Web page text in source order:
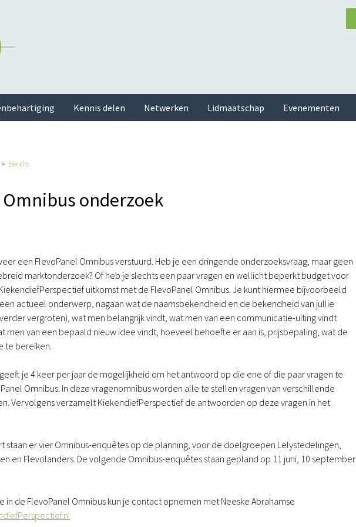
Bericht
onderzoek
een FlevoPanel Omnibus verstuurd. Heb je een dringende onderzoeksvraag, maar geen
marktonderzoek? Of heb je slechts een paar vragen en wellicht beperkt budget voor
uitkomst met de FlevoPanel Omnibus. Je kunt hiermee bijvoorbeeld
actueel onderwerp, nagaan wat de naamsbekendheid en de bekendheid van jullie
vergroten), wat men belangrijk vindt, wat men van een communicatie-uiting vindt
men van een bepaald nieuw idee vindt, hoeveel behoefte er aan is, prijsbepaling, wat de
te bereiken.
je 4 keer per jaar de mogelijkheid om het antwoord op die ene of die paar vragen te
Omnibus. In deze vragenomnibus worden alle te stellen vragen van verschillende
Vervolgens verzamelt KiekendiefPerspectief de antwoorden op deze vragen in het
staan er vier Omnibus-enquêtes op de planning, voor de doelgroepen Lelystedelingen,
en Flevolanders. De volgende Omnibus-enquêtes staan gepland op 11 juni, 10 september
in de FlevoPanel Omnibus kun je contact opnemen met Neeske Abrahamse
Kennis delen Netwerken Lidmaatschap Evenementen